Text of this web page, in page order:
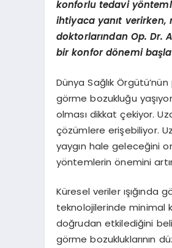
konforlu tedavi y
ihtiyaca yanıt
doktorlarından Op. Dr.
bir konfor dönemi
Dünya Sağlık
görme bozukluğu
olması dikkat çekiyor.
çözümlere erişebiliyor.
yaygın hale geleceğini
yöntemlerin önemini
Küresel veriler ışığında
teknolojilerinde minimal
doğrudan etkilediğini
görme bozukluklarının